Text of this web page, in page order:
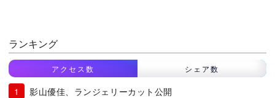
ランキング
アクセス数 シェア数
影山優佳、ランジェリーカット公開